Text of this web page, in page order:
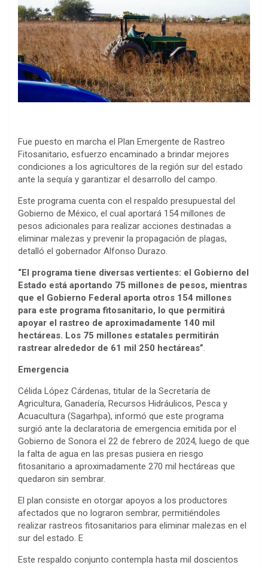
Fue puesto en marcha el Plan Emergente de Rastreo
Fitosanitario, esfuerzo encaminado a brindar mejores
condiciones a los agricultores de la región sur del estado
ante la sequía y garantizar el desarrollo del campo.
Este programa cuenta con el respaldo presupuestal del
Gobierno de México, el cual aportará 154 millones de
pesos adicionales para realizar acciones destinadas a
eliminar malezas y prevenir la propagación de plagas,
detalló el gobernador Alfonso Durazo.
“El programa tiene diversas vertientes: el Gobierno del
Estado está aportando 75 millones de pesos, mientras
que el Gobierno Federal aporta otros 154 millones
para este programa fitosanitario, lo que permitirá
apoyar el rastreo de aproximadamente 140 mil
hectáreas. Los 75 millones estatales permitirán
rastrear alrededor de 61 mil 250 hectáreas”.
Emergencia
Célida López Cárdenas, titular de la Secretaría de
Agricultura, Ganadería, Recursos Hidráulicos, Pesca y
Acuacultura (Sagarhpa), informó que este programa
surgió ante la declaratoria de emergencia emitida por el
Gobierno de Sonora el 22 de febrero de 2024, luego de que
la falta de agua en las presas pusiera en riesgo
fitosanitario a aproximadamente 270 mil hectáreas que
quedaron sin sembrar.
El plan consiste en otorgar apoyos a los productores
afectados que no lograron sembrar, permitiéndoles
realizar rastreos fitosanitarios para eliminar malezas en el
sur del estado. E
Este respaldo conjunto contempla hasta mil doscientos